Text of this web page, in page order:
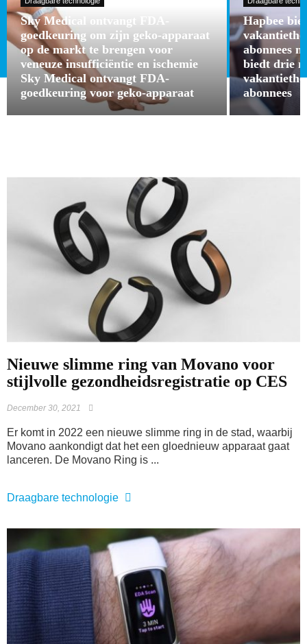
Sky Medical ontvangt FDA-
goedkeuring om zijn geko-apparaat
op de markt te brengen voor
veneuze insufficiëntie en ischemie
Sky Medical ontvangt FDA-
goedkeuring voor geko-apparaat
Hapbee
abonnees
biedt drie
abonnees
Nieuwe slimme ring van Movano voor
stijlvolle gezondheidsregistratie op CES
December 30, 2021
Er komt in 2022 een nieuwe slimme ring in de stad, waarbij
Movano aankondigt dat het een gloednieuw apparaat gaat
lanceren. De Movano Ring is ...
Draagbare technologie